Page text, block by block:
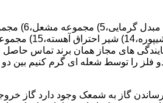
را توسط شعله ای گرم کنیم بین دو
گاز به شمعک وجود دارد گاز